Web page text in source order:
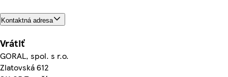
Kontaktná adresa
Vrátiť
GORAL, spol. s r.o.
Zlatovská 612